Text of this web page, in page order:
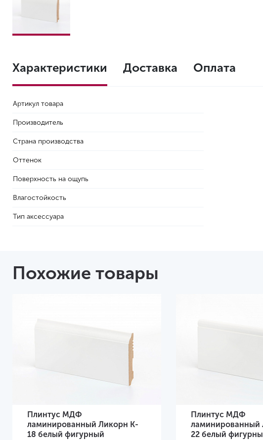
Характеристики Доставка Оплата
Артикул товара
Производитель
Страна производства
Оттенок
Поверхность на ощупь
Влагостойкость
Тип аксессуара
Похожие товары
Плинтус МДФ
ламинированный Ликорн K-
18 белый фигурный
Плинтус МДФ
ламинированный
22 белый